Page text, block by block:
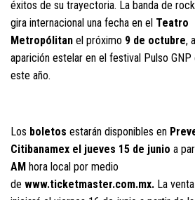
éxitos de su trayectoria. La banda de
gira internacional una fecha en el Teatro
Metropólitan el próximo 9 de octubre,
aparición estelar en el festival Pulso GNP
este año.
Los boletos estarán disponibles en
Citibanamex el jueves 15 de junio a
AM hora local por medio
de www.ticketmaster.com.mx. La